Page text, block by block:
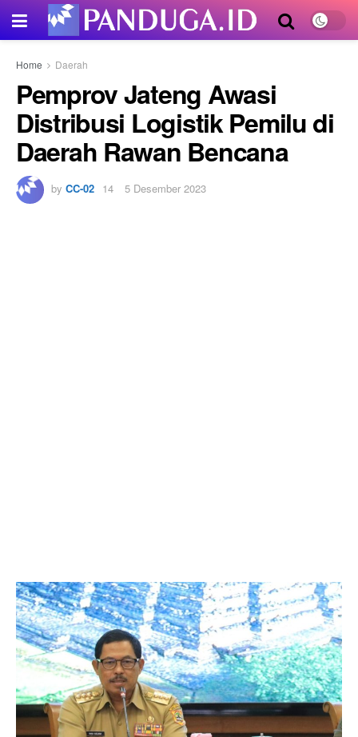
Home Daerah
Pemprov Jateng Awasi
Distribusi Logistik Pemilu di
Daerah Rawan Bencana
by CC-02 5 Desember 2023